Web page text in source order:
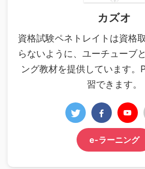
カズオ
資格試験ペネトレイトは資格
らないように、ユーチューブ
ング教材を提供しています。
習できます。
e-ラーニング